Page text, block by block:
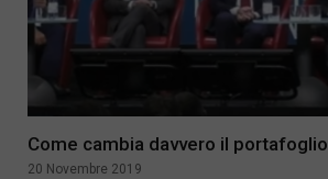
Come cambia davvero il portafoglio
20 Novembre 2019